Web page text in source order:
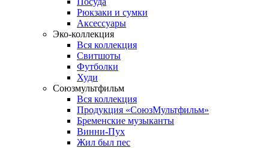
Рюкзаки и сумки
Аксессуары
Эко-коллекция
Вся коллекция
Свитшоты
Футболки
Худи
Союзмультфильм
Вся коллекция
Продукция «СоюзМультфильм»
Бременские музыканты
Винни-Пух
Жил был пес